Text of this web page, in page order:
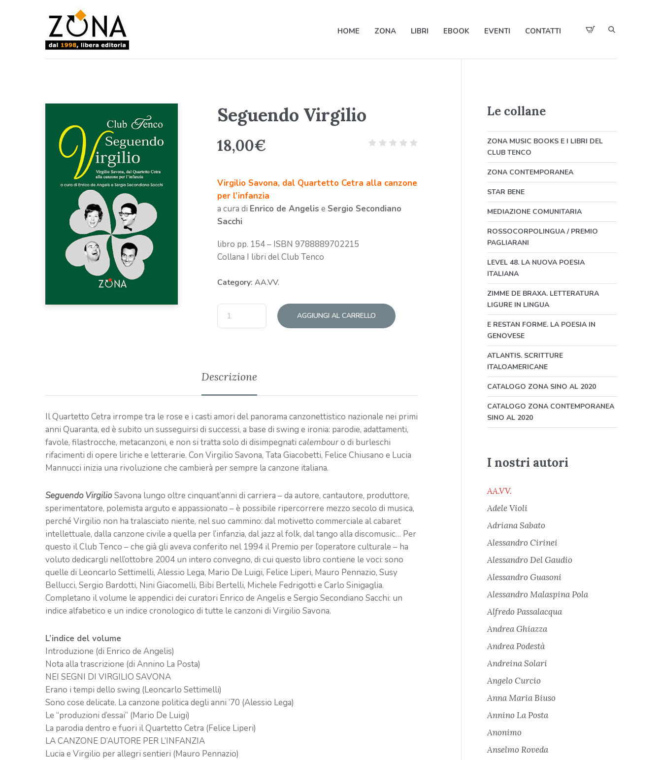
HOME ZONA LIBRI EBOOK EVENTI CONTATTI
Seguendo Virgilio
18,00€
Virgilio Savona, dal Quartetto Cetra alla canzone
per l’infanzia
a cura di Enrico de Angelis e Sergio Secondiano
Sacchi
libro pp. 154 – ISBN 9788889702215
Collana I libri del Club Tenco
Category: AA.VV.
AGGIUNGI AL CARRELLO
Descrizione
Il Quartetto Cetra irrompe tra le rose e i casti amori del panorama canzonettistico nazionale nei primi
anni Quaranta, ed è subito un susseguirsi di successi, a base di swing e ironia: parodie, adattamenti,
favole, filastrocche, metacanzoni, e non si tratta solo di disimpegnati calembouro di burleschi
rifacimenti di opere liriche e letterarie. Con Virgilio Savona, Tata Giacobetti, Felice Chiusano e Lucia
Mannucci inizia una rivoluzione che cambierà per sempre la canzone italiana.
Seguendo Virgilio Savona lungo oltre cinquant’anni di carriera – da autore, cantautore, produttore,
sperimentatore, polemista arguto e appassionato – è possibile ripercorrere mezzo secolo di musica,
perché Virgilio non ha tralasciato niente, nel suo cammino: dal motivetto commerciale al cabaret
intellettuale, dalla canzone civile a quella per l’infanzia, dal jazz al folk, dal tango alla discomusic… Per
questo il Club Tenco – che già gli aveva conferito nel 1994 il Premio per l’operatore culturale – ha
voluto dedicargli nell’ottobre 2004 un intero convegno, di cui questo libro contiene le voci: sono
quelle di Leoncarlo Settimelli, Alessio Lega, Mario De Luigi, Felice Liperi, Mauro Pennazio, Susy
Bellucci, Sergio Bardotti, Nini Giacomelli, Bibi Bertelli, Michele Fedrigotti e Carlo Sinigaglia.
Completano il volume le appendici dei curatori Enrico de Angelis e Sergio Secondiano Sacchi: un
indice alfabetico e un indice cronologico di tutte le canzoni di Virgilio Savona.
L’indice del volume
Introduzione (di Enrico de Angelis)
Nota alla trascrizione (di Annino La Posta)
NEI SEGNI DI VIRGILIO SAVONA
Erano i tempi dello swing (Leoncarlo Settimelli)
Sono cose delicate. La canzone politica degli anni ’70 (Alessio Lega)
Le “produzioni d’essai” (Mario De Luigi)
La parodia dentro e fuori il Quartetto Cetra (Felice Liperi)
LA CANZONE D’AUTORE PER L’INFANZIA
Lucia e Virgilio per allegri sentieri (Mauro Pennazio)
Le collane
ZONA MUSIC BOOKS E I LIBRI DEL
CLUB TENCO
ZONA CONTEMPORANEA
STAR BENE
MEDIAZIONE COMUNITARIA
ROSSOCORPOLINGUA / PREMIO
PAGLIARANI
LEVEL 48. LA NUOVA POESIA
ITALIANA
ZIMME DE BRAXA. LETTERATURA
LIGURE IN LINGUA
E RESTAN FORME. LA POESIA IN
GENOVESE
ATLANTIS. SCRITTURE
ITALOAMERICANE
CATALOGO ZONA SINO AL 2020
CATALOGO ZONA CONTEMPORANEA
SINO AL 2020
I nostri autori
AA.VV.
Adele Violi
Adriana Sabato
Alessandro Cirinei
Alessandro Del Gaudio
Alessandro Guasoni
Alessandro Malaspina Pola
Alfredo Passalacqua
Andrea Ghiazza
Andrea Podestà
Andreina Solari
Angelo Curcio
Anna Maria Biuso
Annino La Posta
Anonimo
Anselmo Roveda